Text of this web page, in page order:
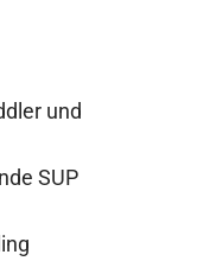
und
SUP